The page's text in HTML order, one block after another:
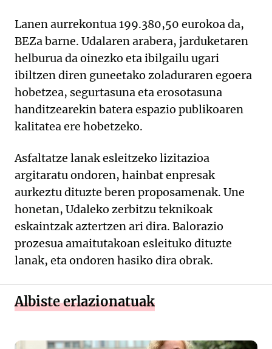
Lanen aurrekontua 199.380,50 eurokoa da,
BEZa barne. Udalaren arabera, jarduketaren
helburua da oinezko eta ibilgailu ugari
ibiltzen diren guneetako zoladuraren egoera
hobetzea, segurtasuna eta erosotasuna
handitzearekin batera espazio publikoaren
kalitatea ere hobetzeko.
Asfaltatze lanak esleitzeko lizitazioa
argitaratu ondoren, hainbat enpresak
aurkeztu dituzte beren proposamenak. Une
honetan, Udaleko zerbitzu teknikoak
eskaintzak aztertzen ari dira. Balorazio
prozesua amaitutakoan esleituko dituzte
lanak, eta ondoren hasiko dira obrak.
Albiste erlazionatuak